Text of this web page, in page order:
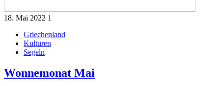
18. Mai 2022 1
Griechenland
Kulturen
Segeln
Wonnemonat Mai